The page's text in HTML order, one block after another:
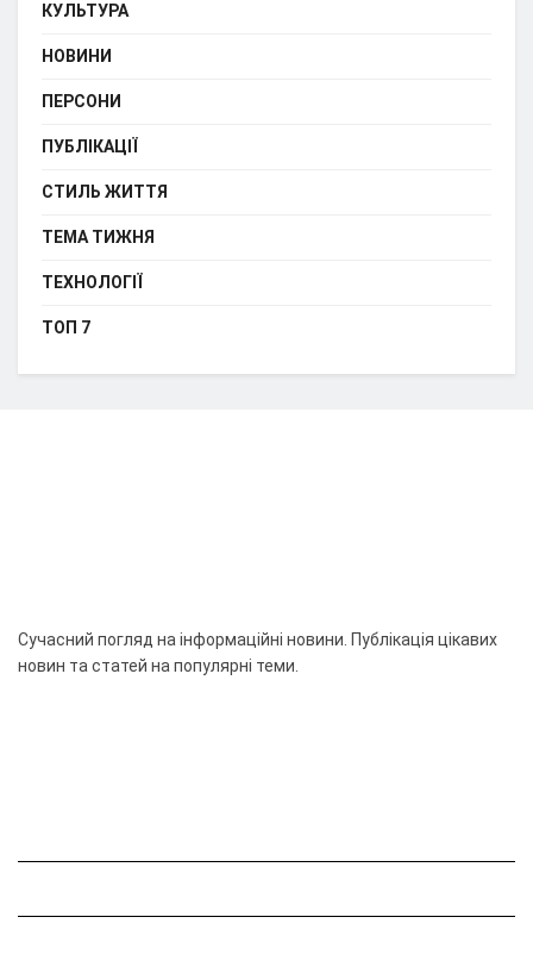
КУЛЬТУРА
НОВИНИ
ПЕРСОНИ
ПУБЛІКАЦІЇ
СТИЛЬ ЖИТТЯ
ТЕМА ТИЖНЯ
ТЕХНОЛОГІЇ
ТОП 7
Сучасний погляд на інформаційні новини. Публікація цікавих
новин та статей на популярні теми.